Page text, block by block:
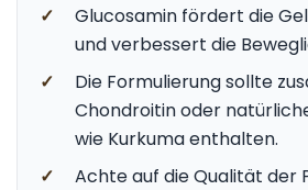
✓
Glucosamin fördert die
und verbessert die
✓
Die Formulierung sollte
Chondroitin oder
wie Kurkuma enthalten.
✓
Achte auf die Qualität der